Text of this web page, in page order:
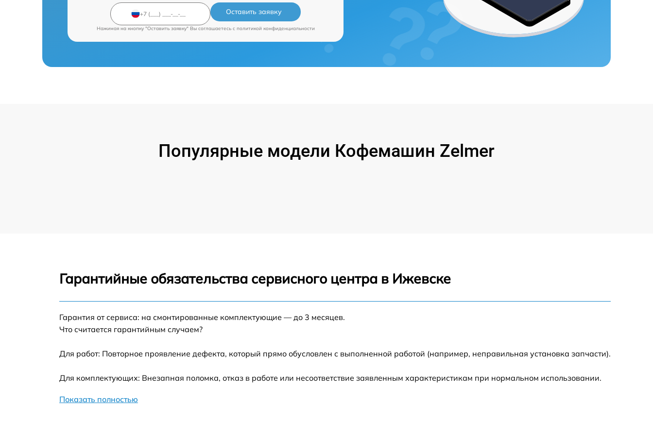
Оставить заявку
Нажимая на кнопку "Оставить заявку" Вы соглашаетесь c политикой конфиденциальности
Популярные модели Кофемашин Zelmer
Гарантийные обязательства сервисного центра в Ижевске
Гарантия от сервиса: на смонтированные комплектующие — до 3 месяцев.
Что считается гарантийным случаем?
Для работ: Повторное проявление дефекта, который прямо обусловлен с выполненной работой (например, неправильная установка запчасти).
Для комплектующих: Внезапная поломка, отказ в работе или несоответствие заявленным характеристикам при нормальном использовании.
Показать полностью